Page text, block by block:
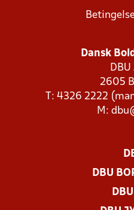
Dansk
DBU
2605
T: 4326 2222
M:
DBU